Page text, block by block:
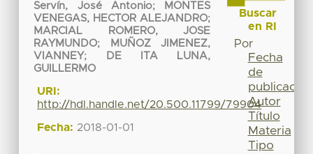
Servín, José Antonio;
MONTES
VENEGAS, HECTOR ALEJANDRO;
MARCIAL ROMERO, JOSE
RAYMUNDO;
MUÑOZ JIMENEZ,
VIANNEY;
DE ITA LUNA,
GUILLERMO
URI:
http://hdl.handle.net/20.500.11799/79904
Fecha: 2018-01-01
Buscar
en RI
Por
Fecha
de
publicación
Autor
Título
Materia
Tipo